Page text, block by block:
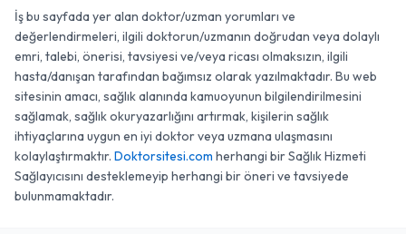
İş bu sayfada yer alan doktor/uzman yorumları ve
değerlendirmeleri, ilgili doktorun/uzmanın doğrudan veya dolaylı
emri, talebi, önerisi, tavsiyesi ve/veya ricası olmaksızın, ilgili
hasta/danışan tarafından bağımsız olarak yazılmaktadır. Bu web
sitesinin amacı, sağlık alanında kamuoyunun bilgilendirilmesini
sağlamak, sağlık okuryazarlığını artırmak, kişilerin sağlık
ihtiyaçlarına uygun en iyi doktor veya uzmana ulaşmasını
kolaylaştırmaktır. Doktorsitesi.com herhangi bir Sağlık Hizmeti
Sağlayıcısını desteklemeyip herhangi bir öneri ve tavsiyede
bulunmamaktadır.